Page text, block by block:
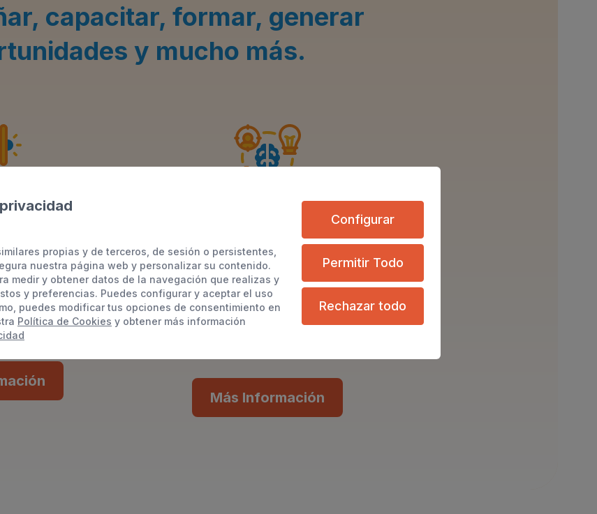
capacitar, formar, generar
y mucho más.
para
de diferentes
objetivos y los de
impulsamos su
Únicamente nos basamos en modelos
avalados por la ciencia y, sobre todo, la
ética. Trabajamos de manera
individualizada, haciendo equipo con la
familia y otros agentes.
Más Información
propias y de terceros, de sesión o persistentes,
nuestra página web y personalizar su contenido.
medir y obtener datos de la navegación que realizas y
y preferencias. Puedes configurar y aceptar el uso
puedes modificar tus opciones de consentimiento en
Política de Cookies y obtener más información
Configurar
Permitir Todo
Rechazar todo